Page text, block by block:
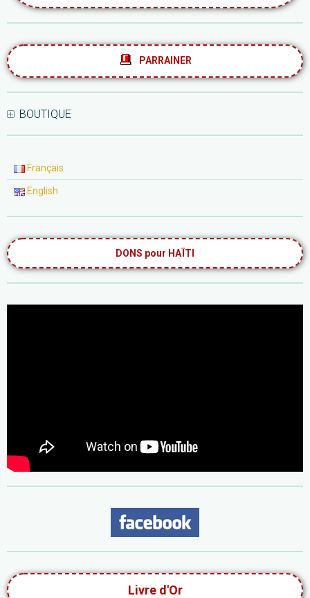
PARRAINER
BOUTIQUE
Français
English
DONS pour HAÏTI
Livre d'Or